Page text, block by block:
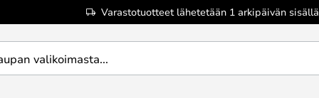
Varastotuotteet lähetetään 1 arkipäivän sisällä